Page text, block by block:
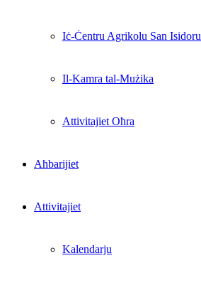
Iċ-Ċentru Agrikolu San Isidoru
Il-Kamra tal-Mużika
Attivitajiet Oħra
Aħbarijiet
Attivitajiet
Kalendarju